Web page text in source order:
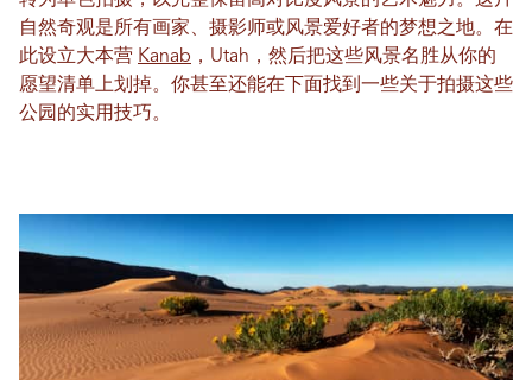
自然奇观是所有画家、摄影师或风景爱好者的梦想之地。在
此设立大本营 Kanab ，Utah，然后把这些风景名胜从你的
愿望清单上划掉。你甚至还能在下面找到一些关于拍摄这些
公园的实用技巧。